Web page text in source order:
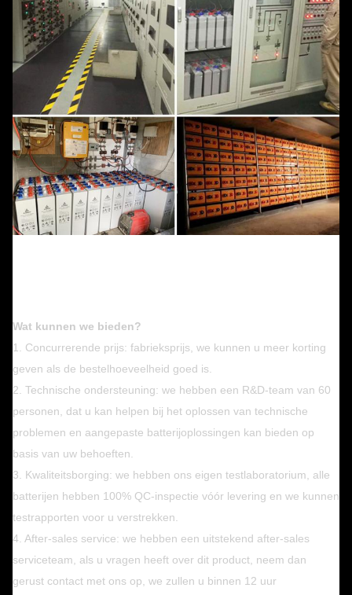
Wat kunnen we bieden?
1. Concurrerende prijs: fabrieksprijs, we kunnen u meer korting
geven als de bestelhoeveelheid goed is.
2. Technische ondersteuning: we hebben een R&D-team van 60
personen, dat u kan helpen bij het oplossen van technische
problemen en aangepaste batterijoplossingen kan bieden op
basis van uw behoeften.
3. Kwaliteitsborging: we hebben ons eigen testlaboratorium, alle
batterijen hebben 100% QC-inspectie vóór levering en we kunnen
testrapporten voor u verstrekken.
4. After-sales service: we hebben een uitstekend after-sales
serviceteam, als u vragen heeft over dit product, neem dan
gerust contact met ons op, we zullen u binnen 12 uur